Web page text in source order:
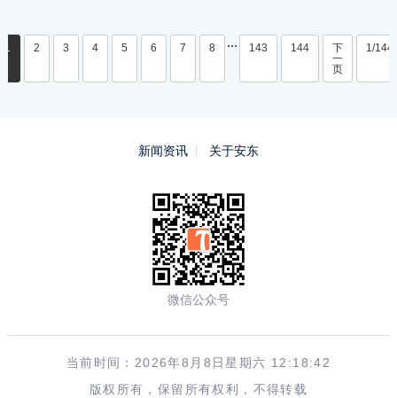
1 2 3 4 5 6 7 8 ... 143 144
下
一
页
1/144
新闻资讯 关于安东
微信公众号
当前时间：2026年8月8日星期六 12:18:42
版权所有，保留所有权利，不得转载